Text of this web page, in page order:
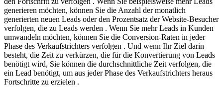
generieren möchten, können Sie die Anzahl der monatlich
generierten neuen Leads oder den Prozentsatz der Website-Besucher
verfolgen, die zu Leads werden . Wenn Sie mehr Leads in Kunden
umwandeln möchten, können Sie die Conversion-Raten in jeder
Phase des Verkaufstrichters verfolgen . Und wenn Ihr Ziel darin
besteht, die Zeit zu verkürzen, die für die Konvertierung von Leads
benötigt wird, Sie können die durchschnittliche Zeit verfolgen, die
ein Lead benötigt, um aus jeder Phase des Verkaufstrichters heraus
Fortschritte zu erzielen .